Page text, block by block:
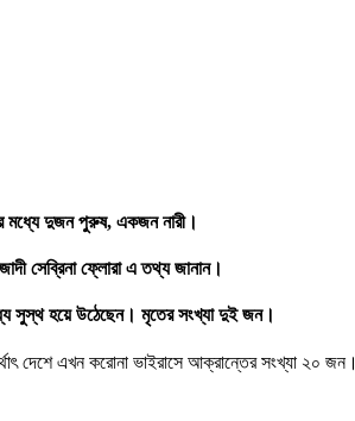
মধ্যে দুজন পুরুষ, একজন নারী।
সেব্রিনা ফ্লোরা এ তথ্য জানান।
সুস্থ হয়ে উঠেছেন। মৃতের সংখ্যা দুই জন।
দেশে এখন করোনা ভাইরাসে আক্রান্তের সংখ্যা ২০ জন।